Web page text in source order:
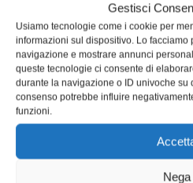
Gestisci
Usiamo tecnologie come i cookie per
informazioni sul dispositivo. Lo
navigazione e mostrare annunci
queste tecnologie ci consente di
durante la navigazione o ID univoche su
consenso potrebbe influire
funzioni.
Nega
supermercato